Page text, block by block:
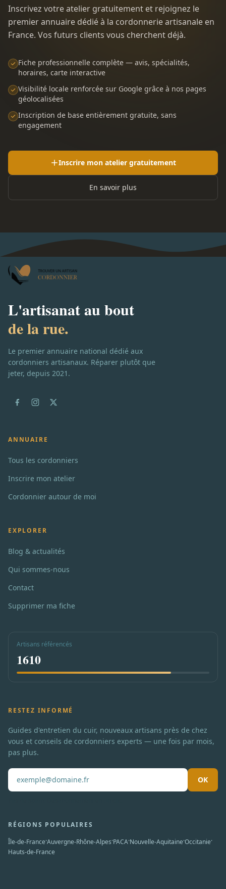
Inscrivez votre atelier gratuitement et rejoignez le
premier annuaire dédié à la cordonnerie artisanale en
France. Vos futurs clients vous cherchent déjà.
Fiche professionnelle complète — avis, spécialités,
horaires, carte interactive
Visibilité locale renforcée sur Google grâce à nos pages
géolocalisées
Inscription de base entièrement gratuite, sans
engagement
Inscrire mon atelier gratuitement
En savoir plus
L'artisanat au bout
de la rue.
Le premier annuaire national dédié aux
cordonniers artisanaux. Réparer plutôt que
jeter, depuis 2021.
ANNUAIRE
Tous les cordonniers
Inscrire mon atelier
Cordonnier autour de moi
EXPLORER
Blog & actualités
Qui sommes-nous
Contact
Supprimer ma fiche
Artisans référencés
1610
RESTEZ INFORMÉ
Guides d'entretien du cuir, nouveaux artisans près de chez
vous et conseils de cordonniers experts — une fois par mois,
pas plus.
OK
RÉGIONS POPULAIRES
Île-de-France·Auvergne-Rhône-Alpes·PACA·Nouvelle-Aquitaine·Occitanie·
Hauts-de-France